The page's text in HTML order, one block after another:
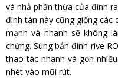
và nhả phần thừa của đinh
đinh tán này cũng giống các
mạnh và nhanh sẽ không
chừng.Súng bắn đinh rive
thao tác nhanh và gọn
nhét vào mũi rút.